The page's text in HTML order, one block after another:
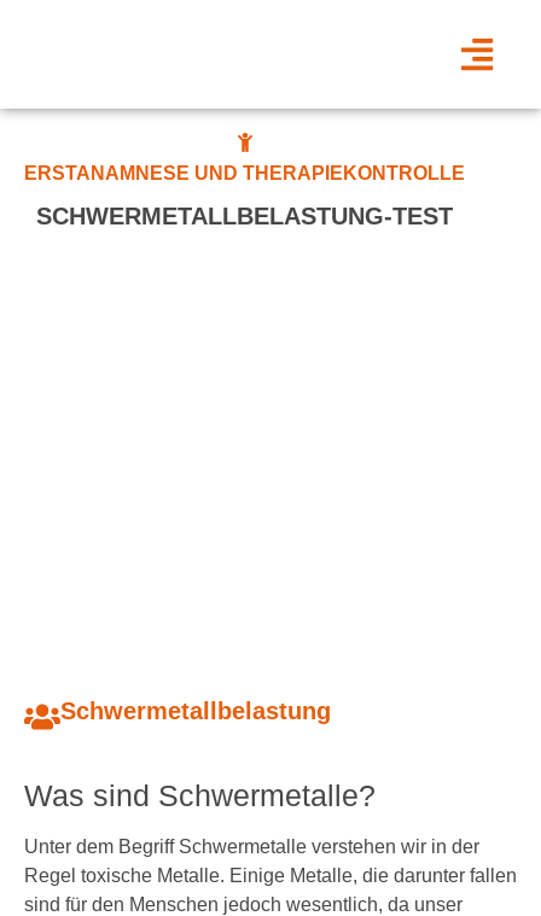
ERSTANAMNESE UND THERAPIEKONTROLLE
SCHWERMETALLBELASTUNG-TEST
Schwermetallbelastung
Was sind Schwermetalle?
Unter dem Begriff Schwermetalle verstehen wir in der
Regel toxische Metalle. Einige Metalle, die darunter fallen
sind für den Menschen jedoch wesentlich, da unser